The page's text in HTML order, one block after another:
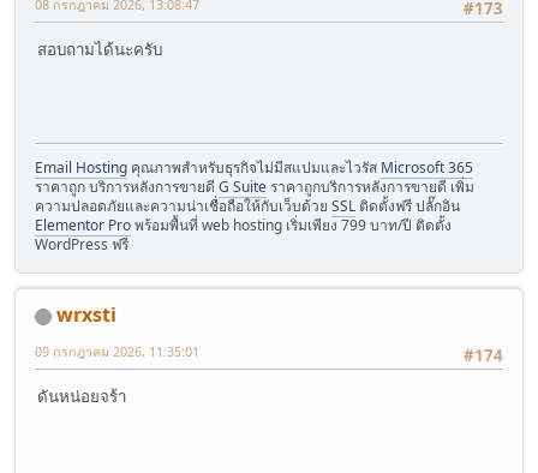
#173
08 กรกฎาคม 2026, 13:08:47
สอบถามได้นะครับ
Email Hosting คุณภาพสำหรับธุรกิจไม่มีสแปมและไวรัส Microsoft 365
ราคาถูก บริการหลังการขายดี G Suite ราคาถูกบริการหลังการขายดี เพิ่ม
ความปลอดภัยและความน่าเชื่อถือให้กับเว็บด้วย SSL ติดตั้งฟรี ปลั๊กอิน
Elementor Proพร้อมพื้นที่ web hosting เริ่มเพียง 799 บาท/ปี ติดตั้ง
WordPress ฟรี
wrxsti
#174
09 กรกฎาคม 2026, 11:35:01
ดันหน่อยจร้า